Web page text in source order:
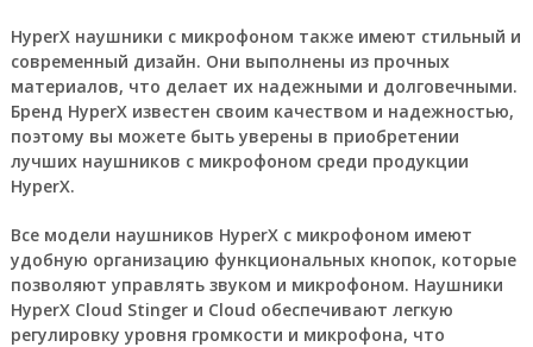
HyperX наушники с микрофоном также имеют стильный и
современный дизайн. Они выполнены из прочных
материалов, что делает их надежными и долговечными.
Бренд HyperX известен своим качеством и надежностью,
поэтому вы можете быть уверены в приобретении
лучших наушников с микрофоном среди продукции
HyperX.
Все модели наушников HyperX с микрофоном имеют
удобную организацию функциональных кнопок, которые
позволяют управлять звуком и микрофоном. Наушники
HyperX Cloud Stinger и Cloud обеспечивают легкую
регулировку уровня громкости и микрофона, что